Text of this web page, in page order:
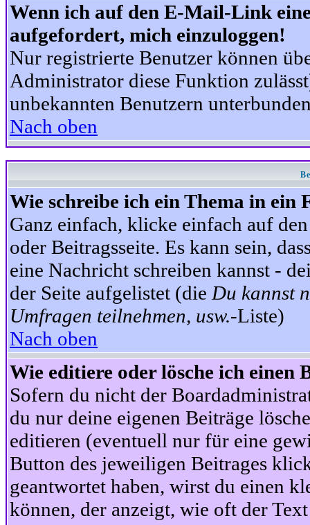
Wenn ich auf den E-Mail-Link
aufgefordert, mich einzuloggen!
Nur registrierte Benutzer können
Administrator diese Funktion
unbekannten Benutzern
Nach oben
Wie schreibe ich ein Thema in ein
Ganz einfach, klicke einfach auf
oder Beitragsseite. Es kann sein,
eine Nachricht schreiben kannst -
der Seite aufgelistet (die Du kannst
Umfragen teilnehmen, usw.-Liste)
Nach oben
Wie editiere oder lösche ich einen
Sofern du nicht der
du nur deine eigenen Beiträge
editieren (eventuell nur für eine
Button des jeweiligen Beitrages
geantwortet haben, wirst du einen
können, der anzeigt, wie oft der